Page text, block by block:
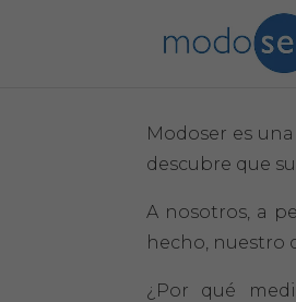
Modoser es
descubre que
A nosotros, a
hecho, nuestro
¿Por qué